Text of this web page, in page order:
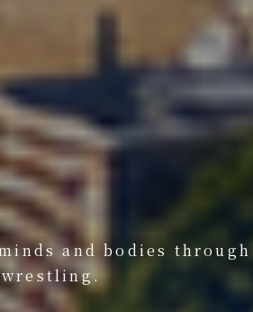
and bodies through
wrestling.